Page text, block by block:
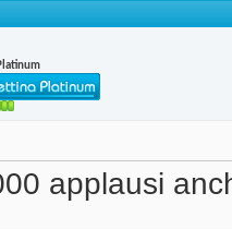
applausi